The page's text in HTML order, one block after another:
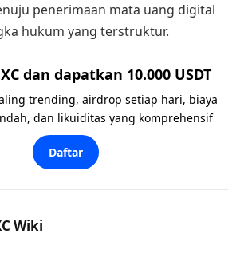
penerimaan mata uang digital
hukum yang terstruktur.
dan dapatkan 10.000 USDT
trending, airdrop setiap hari, biaya
dan likuiditas yang komprehensif
Daftar
Wiki